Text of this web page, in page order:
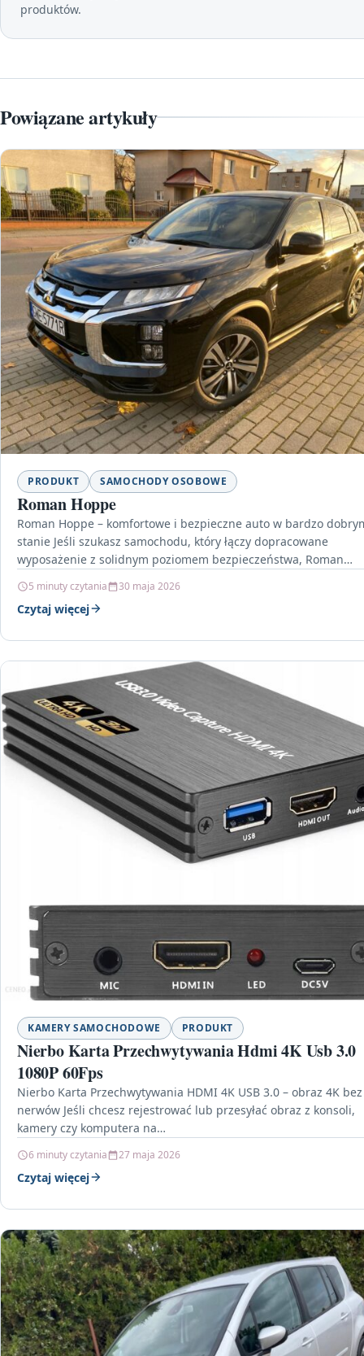
produktów.
Powiązane artykuły
PRODUKT SAMOCHODY OSOBOWE
Roman Hoppe
Roman Hoppe – komfortowe i bezpieczne auto w bardzo
stanie Jeśli szukasz samochodu, który łączy dopracowane
wyposażenie z solidnym poziomem bezpieczeństwa, Roman
5 minuty czytania 30 maja 2026
Czytaj więcej
KAMERY SAMOCHODOWE PRODUKT
Nierbo Karta Przechwytywania Hdmi 4K Usb 3.0
1080P 60Fps
Nierbo Karta Przechwytywania HDMI 4K USB 3.0 – obraz 4K bez
nerwów Jeśli chcesz rejestrować lub przesyłać obraz z konsoli,
kamery czy komputera na…
6 minuty czytania 27 maja 2026
Czytaj więcej